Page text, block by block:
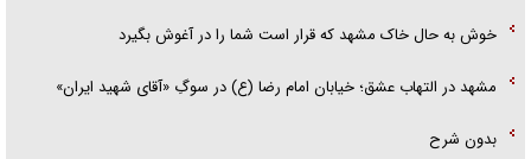
خوش به حال خاک مشهد که قرار است شما را در آغوش بگیرد
مشهد در التهاب عشق؛ خیابان امام رضا (ع) در سوگِ «آقای شهید ایران»
بدون شرح